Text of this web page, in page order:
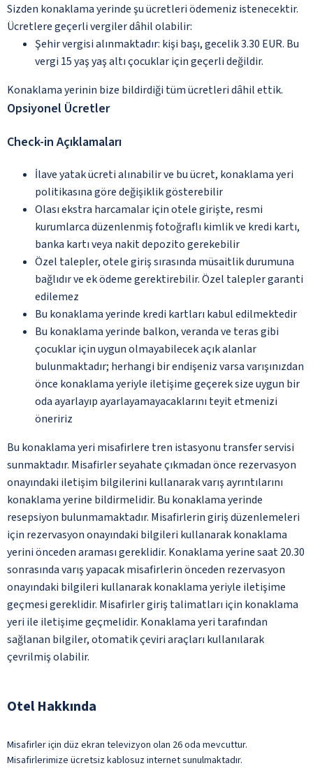
Sizden konaklama yerinde şu ücretleri ödemeniz istenecektir.
Ücretlere geçerli vergiler dâhil olabilir:
Şehir vergisi alınmaktadır: kişi başı, gecelik 3.30 EUR. Bu
vergi 15 yaş yaş altı çocuklar için geçerli değildir.
Konaklama yerinin bize bildirdiği tüm ücretleri dâhil ettik.
Opsiyonel Ücretler
Check-in Açıklamaları
İlave yatak ücreti alınabilir ve bu ücret, konaklama yeri
politikasına göre değişiklik gösterebilir
Olası ekstra harcamalar için otele girişte, resmi
kurumlarca düzenlenmiş fotoğraflı kimlik ve kredi kartı,
banka kartı veya nakit depozito gerekebilir
Özel talepler, otele giriş sırasında müsaitlik durumuna
bağlıdır ve ek ödeme gerektirebilir. Özel talepler garanti
edilemez
Bu konaklama yerinde kredi kartları kabul edilmektedir
Bu konaklama yerinde balkon, veranda ve teras gibi
çocuklar için uygun olmayabilecek açık alanlar
bulunmaktadır; herhangi bir endişeniz varsa varışınızdan
önce konaklama yeriyle iletişime geçerek size uygun bir
oda ayarlayıp ayarlayamayacaklarını teyit etmenizi
öneririz
Bu konaklama yeri misafirlere tren istasyonu transfer servisi
sunmaktadır. Misafirler seyahate çıkmadan önce rezervasyon
onayındaki iletişim bilgilerini kullanarak varış ayrıntılarını
konaklama yerine bildirmelidir. Bu konaklama yerinde
resepsiyon bulunmamaktadır. Misafirlerin giriş düzenlemeleri
için rezervasyon onayındaki bilgileri kullanarak konaklama
yerini önceden araması gereklidir. Konaklama yerine saat 20.30
sonrasında varış yapacak misafirlerin önceden rezervasyon
onayındaki bilgileri kullanarak konaklama yeriyle iletişime
geçmesi gereklidir. Misafirler giriş talimatları için konaklama
yeri ile iletişime geçmelidir. Konaklama yeri tarafından
sağlanan bilgiler, otomatik çeviri araçları kullanılarak
çevrilmiş olabilir.
Otel Hakkında
Misafirler için düz ekran televizyon olan 26 oda mevcuttur.
Misafirlerimize ücretsiz kablosuz internet sunulmaktadır.